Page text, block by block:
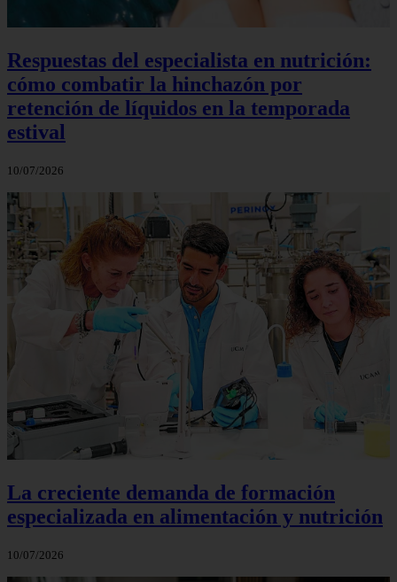
Respuestas del especialista en nutrición:
cómo combatir la hinchazón por
retención de líquidos en la temporada
estival
10/07/2026
La creciente demanda de formación
especializada en alimentación y nutrición
10/07/2026